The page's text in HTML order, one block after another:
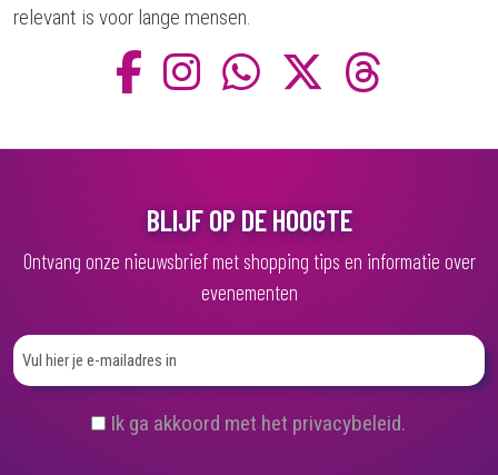
relevant is voor lange mensen.
BLIJF OP DE HOOGTE
Ontvang onze nieuwsbrief met shopping tips en informatie over
evenementen
(
Ik ga akkoord met het privacybeleid.